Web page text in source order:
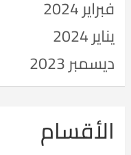
فبراير 2024
يناير 2024
ديسمبر 2023
الأقسام